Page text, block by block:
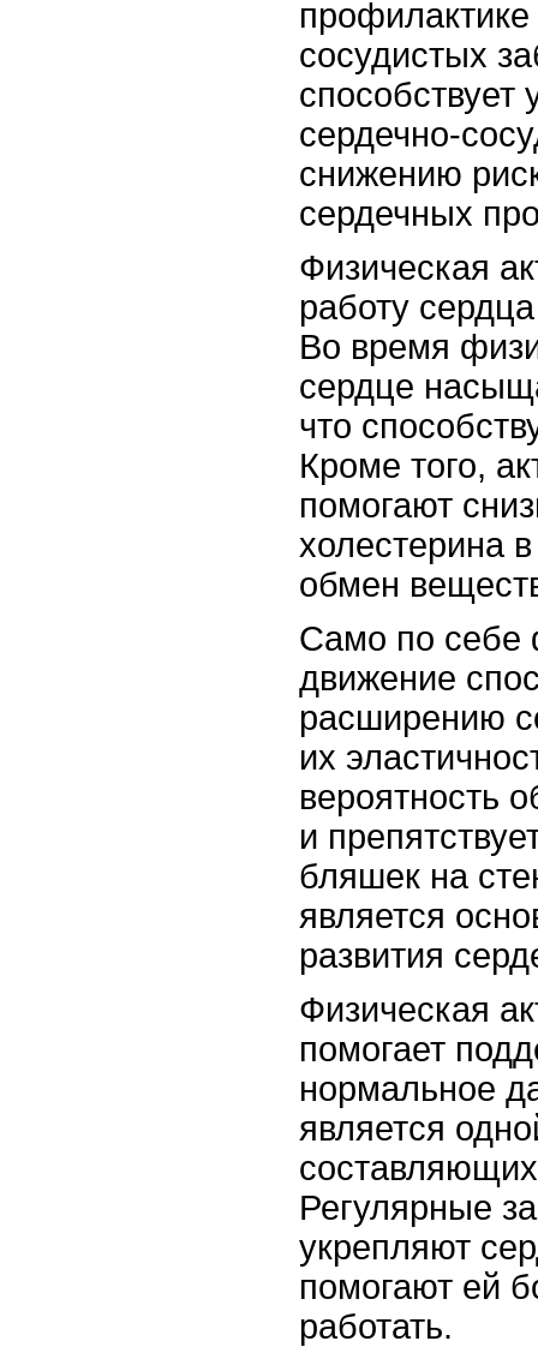
сосудистых
способствует
сердечно-
снижению
сердечных
Физическая
работу
Во время
сердце
что
Кроме того,
помогают
холестерина
обмен
Само по себе
движение
расширению
их
вероятность
и
бляшек на
является
развития
Физическая
помогает
нормальное
является
Регулярные
укрепляют
помогают ей
работать.